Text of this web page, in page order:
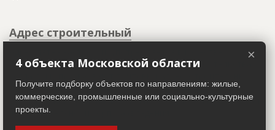
Адрес строительный
официального адреса дома до окончания строительства,
адрес обычно состоит из трех частей: названия
строительного района (возможно, улицы), номера квартала
(не обязательно) и корпуса (владения).
×
4 объекта Московской области
Получите подборку объектов по направлениям: жилые,
коммерческие, промышленные или социально-культурные
проекты.